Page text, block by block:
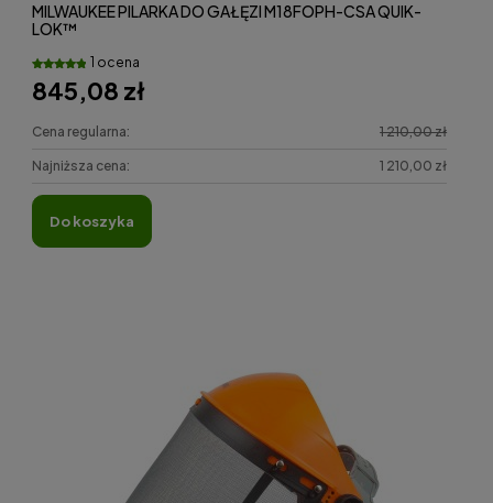
MILWAUKEE PILARKA DO GAŁĘZI M18FOPH-CSA QUIK-
LOK™
1 ocena
845,08 zł
Cena regularna: 1 210,00 zł
Najniższa cena: 1 210,00 zł
do koszyka